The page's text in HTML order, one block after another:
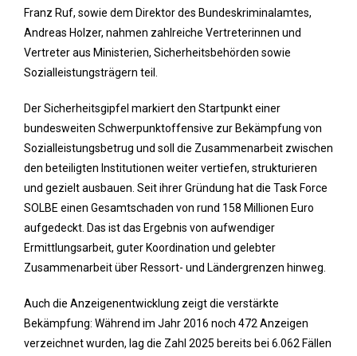
Franz Ruf, sowie dem Direktor des Bundeskriminalamtes,
Andreas Holzer, nahmen zahlreiche Vertreterinnen und
Vertreter aus Ministerien, Sicherheitsbehörden sowie
Sozialleistungsträgern teil.
Der Sicherheitsgipfel markiert den Startpunkt einer
bundesweiten Schwerpunktoffensive zur Bekämpfung von
Sozialleistungsbetrug und soll die Zusammenarbeit zwischen
den beteiligten Institutionen weiter vertiefen, strukturieren
und gezielt ausbauen. Seit ihrer Gründung hat die Task Force
SOLBE einen Gesamtschaden von rund 158 Millionen Euro
aufgedeckt. Das ist das Ergebnis von aufwendiger
Ermittlungsarbeit, guter Koordination und gelebter
Zusammenarbeit über Ressort- und Ländergrenzen hinweg.
Auch die Anzeigenentwicklung zeigt die verstärkte
Bekämpfung: Während im Jahr 2016 noch 472 Anzeigen
verzeichnet wurden, lag die Zahl 2025 bereits bei 6.062 Fällen